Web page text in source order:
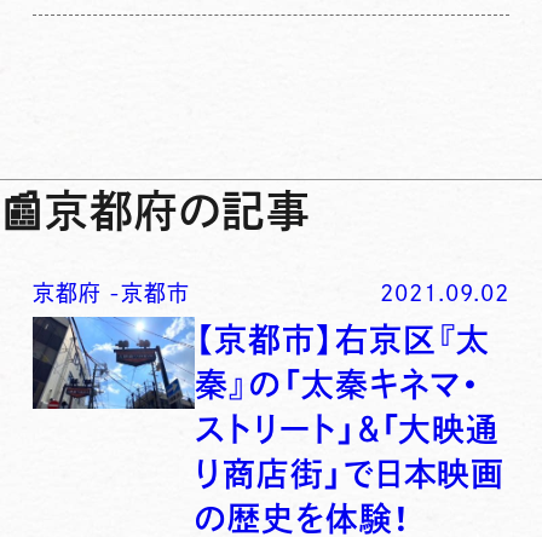
📰京都府の記事
京都府 -京都市 2021.09.02
【京都市】右京区『太
秦』の「太秦キネマ・
ストリート」＆「大映通
り商店街」で日本映画
の歴史を体験！